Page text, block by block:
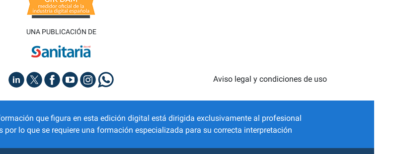
UNA PUBLICACIÓN DE
Aviso legal y condiciones de uso
que figura en esta edición digital está dirigida exclusivamente al profesional
lo que se requiere una formación especializada para su correcta interpretación